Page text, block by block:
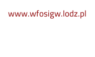
www.wfosigw.lodz.pl